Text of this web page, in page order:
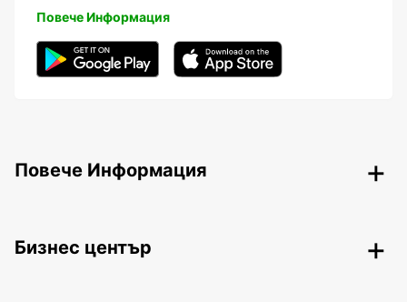
Повече Информация
Повече Информация
Бизнес център